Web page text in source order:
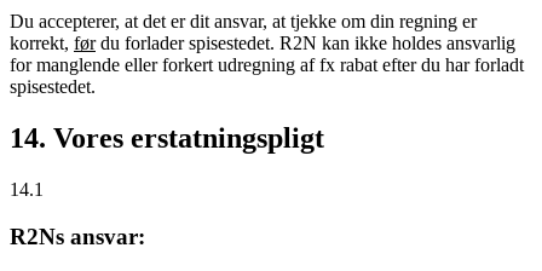
Du accepterer, at det er dit ansvar, at tjekke om din regning er
korrekt, førdu forlader spisestedet. R2N kan ikke holdes ansvarlig
for manglende eller forkert udregning af fx rabat efter du har forladt
spisestedet.
14. Vores erstatningspligt
14.1
R2Ns ansvar: